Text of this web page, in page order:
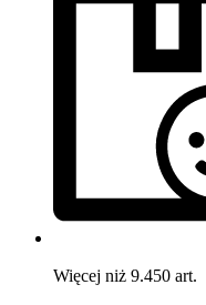
Więcej niż 9.450 art.